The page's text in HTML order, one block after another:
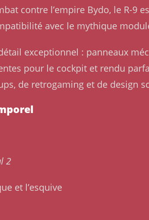
contre l’empire Bydo, le R-9
avec le mythique
exceptionnel : panneaux
pour le cockpit et rendu
de retrogaming et de design
2
et l’esquive